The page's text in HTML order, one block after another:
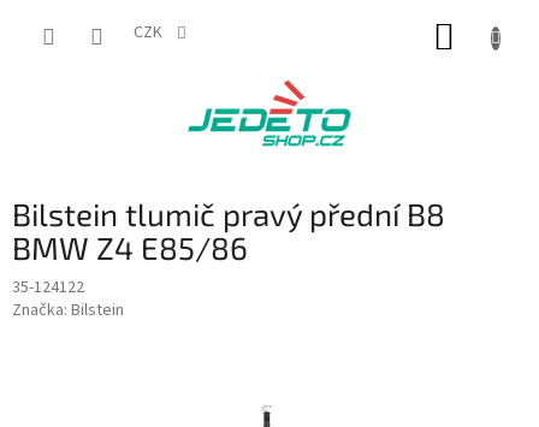
CZK
Bilstein tlumič pravý přední B8
BMW Z4 E85/86
35-124122
Značka: Bilstein